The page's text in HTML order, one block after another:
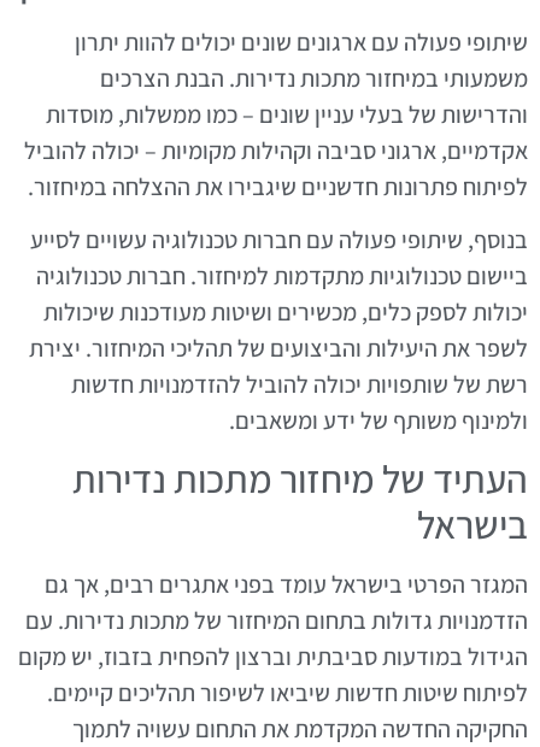
שיתופי פעולה עם ארגונים שונים יכולים להוות יתרון
משמעותי במיחזור מתכות נדירות. הבנת הצרכים
והדרישות של בעלי עניין שונים – כמו ממשלות, מוסדות
אקדמיים, ארגוני סביבה וקהילות מקומיות – יכולה להוביל
לפיתוח פתרונות חדשניים שיגבירו את ההצלחה במיחזור.
בנוסף, שיתופי פעולה עם חברות טכנולוגיה עשויים לסייע
ביישום טכנולוגיות מתקדמות למיחזור. חברות טכנולוגיה
יכולות לספק כלים, מכשירים ושיטות מעודכנות שיכולות
לשפר את היעילות והביצועים של תהליכי המיחזור. יצירת
רשת של שותפויות יכולה להוביל להזדמנויות חדשות
ולמינוף משותף של ידע ומשאבים.
העתיד של מיחזור מתכות נדירות
בישראל
המגזר הפרטי בישראל עומד בפני אתגרים רבים, אך גם
הזדמנויות גדולות בתחום המיחזור של מתכות נדירות. עם
הגידול במודעות סביבתית וברצון להפחית בזבוז, יש מקום
לפיתוח שיטות חדשות שיביאו לשיפור תהליכים קיימים.
החקיקה החדשה המקדמת את התחום עשויה לתמוך